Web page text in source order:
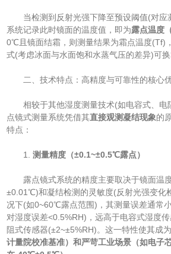
当检测到反射光强下降至预设阈值(对应
系统记录此时镜面的温度值，即为​露点温度
0℃且镜面结霜，则测量结果为霜点温度(Tf)
式(考虑冰面与水面饱和水蒸气压的差异)可换
二、技术特点：高精度与可靠性的核心
相较于其他湿度测量技术(如电容式、电
点镜式测量系统凭借其​​直接观测凝结现象​的
特点：
1. ​​测量精度（±0.1~±0.5℃露点）​
露点镜式系统的精度主要取决于镜面温
±0.01℃)和凝结检测的灵敏度(反射光强变化
况下(如0~60℃露点范围)，其测量误差通常
对湿度误差<0.5%RH)，远高于电容式湿度
阻式传感器(±2~±5%RH)。这一特性使其成
计量院校准基准）和严苛工业场景（如电子